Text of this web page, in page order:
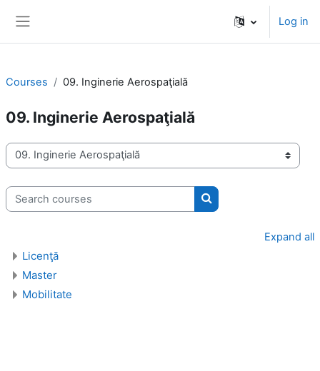
Log in
Courses 09. Inginerie Aerospaţială
09. Inginerie Aerospaţială
Course categories
Search courses
Search courses
Expand all
Licenţă
Master
Mobilitate